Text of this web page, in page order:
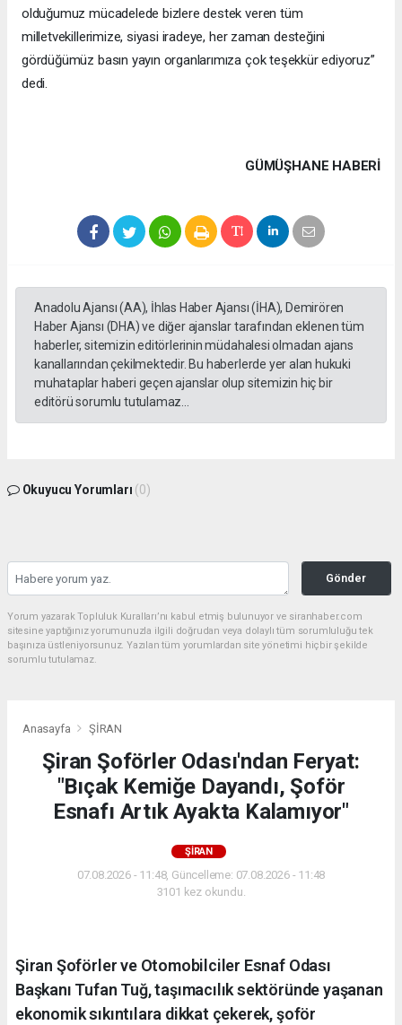
olduğumuz mücadelede bizlere destek veren tüm
milletvekillerimize, siyasi iradeye, her zaman desteğini
gördüğümüz basın yayın organlarımıza çok teşekkür ediyoruz”
dedi.
GÜMÜŞHANE HABERİ
Anadolu Ajansı (AA), İhlas Haber Ajansı (İHA), Demirören
Haber Ajansı (DHA) ve diğer ajanslar tarafından eklenen tüm
haberler, sitemizin editörlerinin müdahalesi olmadan ajans
kanallarından çekilmektedir. Bu haberlerde yer alan hukuki
muhataplar haberi geçen ajanslar olup sitemizin hiç bir
editörü sorumlu tutulamaz...
Okuyucu Yorumları (0)
Gönder
Yorum yazarak Topluluk Kuralları’nı kabul etmiş bulunuyor ve siranhaber.com
sitesine yaptığınız yorumunuzla ilgili doğrudan veya dolaylı tüm sorumluluğu tek
başınıza üstleniyorsunuz. Yazılan tüm yorumlardan site yönetimi hiçbir şekilde
sorumlu tutulamaz.
Anasayfa ŞİRAN
Şiran Şoförler Odası'ndan Feryat:
"Bıçak Kemiğe Dayandı, Şoför
Esnafı Artık Ayakta Kalamıyor"
ŞİRAN
07.08.2026 - 11:48, Güncelleme: 07.08.2026 - 11:48
3101 kez okundu.
Şiran Şoförler ve Otomobilciler Esnaf Odası
Başkanı Tufan Tuğ, taşımacılık sektöründe yaşanan
ekonomik sıkıntılara dikkat çekerek, şoför